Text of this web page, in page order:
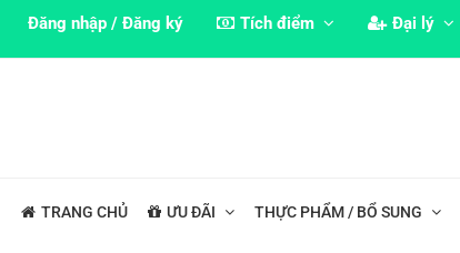
Đăng nhập / Đăng ký Tích điểm Đại lý
TRANG CHỦ ƯU ĐÃI THỰC PHẨM / BỔ SUNG